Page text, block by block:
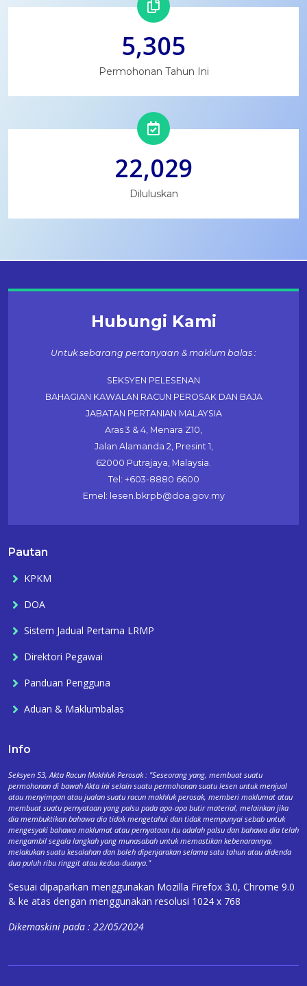
5,305
Permohonan Tahun Ini
22,029
Diluluskan
Hubungi Kami
Untuk sebarang pertanyaan & maklum balas :
SEKSYEN PELESENAN
BAHAGIAN KAWALAN RACUN PEROSAK DAN BAJA
JABATAN PERTANIAN MALAYSIA
Aras 3 & 4, Menara Z10,
Jalan Alamanda 2, Presint 1,
62000 Putrajaya, Malaysia.
Tel: +603-8880 6600
Emel: lesen.bkrpb@doa.gov.my
Pautan
KPKM
DOA
Sistem Jadual Pertama LRMP
Direktori Pegawai
Panduan Pengguna
Aduan & Maklumbalas
Info
Seksyen 53, Akta Racun Makhluk Perosak : "Seseorang yang, membuat suatu
permohonan di bawah Akta ini selain suatu permohonan suatu lesen untuk menjual
atau menyimpan atau jualan suatu racun makhluk perosak, memberi maklumat atau
membuat suatu pernyataan yang palsu pada apa-apa butir material, melainkan jika
dia membuktikan bahawa dia tidak mengetahui dan tidak mempunyai sebab untuk
mengesyaki bahawa maklumat atau pernyataan itu adalah palsu dan bahawa dia telah
mengambil segala langkah yang munasabah untuk memastikan kebenarannya,
melakukan suatu kesalahan dan boleh dipenjarakan selama satu tahun atau didenda
dua puluh ribu ringgit atau kedua-duanya."
Sesuai dipaparkan menggunakan Mozilla Firefox 3.0, Chrome 9.0
& ke atas dengan menggunakan resolusi 1024 x 768
Dikemaskini pada : 22/05/2024